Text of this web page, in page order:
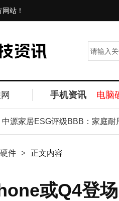
站！
手机资讯 电脑
源家居ESG评级BBB：家庭耐用
件 > 正文内容
或Q4登